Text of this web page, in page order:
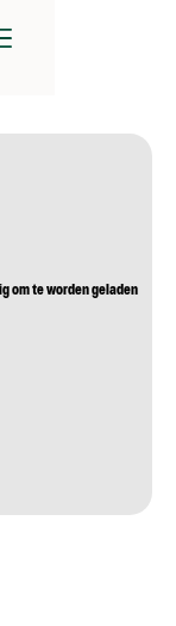
om te worden geladen